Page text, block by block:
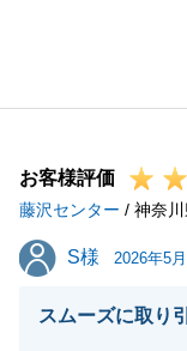
お客様評価
藤沢センター / 神奈川
S様
S様 2026年5
スムーズに取り